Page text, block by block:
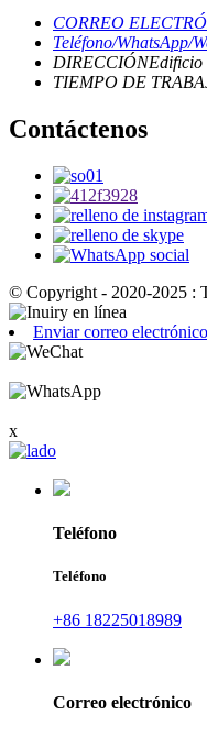
CORREO
Teléfono/WhatsApp/
DIRECCIÓNEdificio
TIEMPO DE
Contáctenos
© Copyright - 2020-2025 :
Enviar correo electrónico
x
Teléfono
Teléfono
+86 18225018989
Correo electrónico